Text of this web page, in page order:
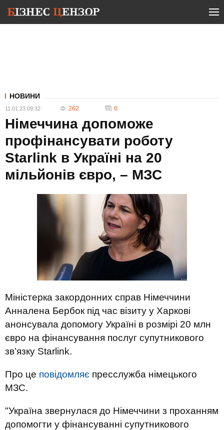
НОВИНИ
11.01.23 09:32 262 0
Німеччина допоможе
профінансувати роботу
Starlink в Україні на 20
мільйонів євро, – МЗС
Міністерка закордонних справ Німеччини
Анналена Бербок під час візиту у Харкові
анонсувала допомогу Україні в розмірі 20 млн
євро на фінансування послуг супутникового
зв’язку Starlink.
Про це повідомляє пресслужба німецького
МЗС.
"Україна звернулася до Німеччини з проханням
допомогти у фінансуванні супутникового